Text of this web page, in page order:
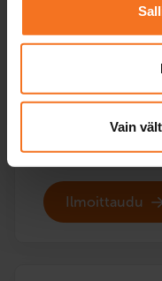
Vain
Voit maksaa myös
Kolme (3) ajotuntia
Ilmoittaudu